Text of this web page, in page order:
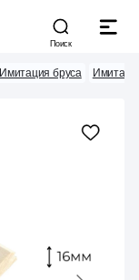
Поиск
Имитация бруса